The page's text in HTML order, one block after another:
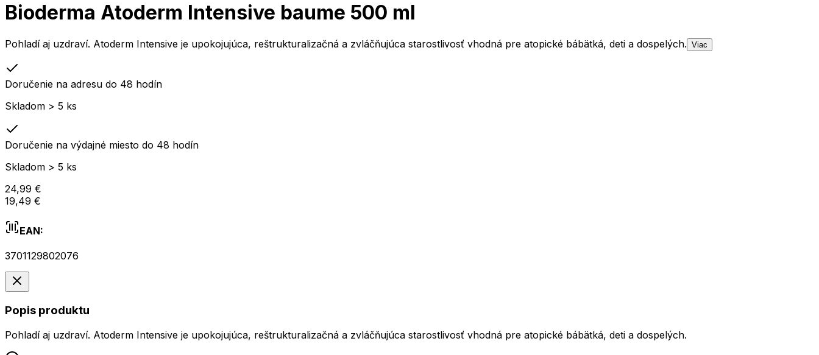
Bioderma Atoderm Intensive baume 500 ml
Pohladí aj uzdraví. Atoderm Intensive je upokojujúca, reštrukturalizačná a zvláčňujúca starostlivosť vhodná pre atopické bábätká, deti a dospelých. Viac
Doručenie na adresu do 48 hodín
Skladom > 5 ks
Doručenie na výdajné miesto do 48 hodín
Skladom > 5 ks
24,99 €
19,49 €
EAN:
3701129802076
Popis produktu
Pohladí aj uzdraví. Atoderm Intensive je upokojujúca, reštrukturalizačná a zvláčňujúca starostlivosť vhodná pre atopické bábätká, deti a dospelých.